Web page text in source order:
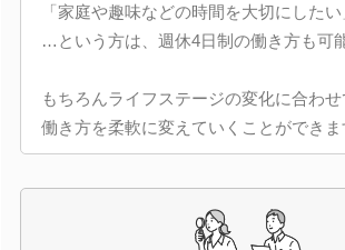
「家庭や趣味などの時間を大切にしたい
…という方は、週休4日制の働き方も可
もちろんライフステージの変化に合わせ
働き方を柔軟に変えていくことができま